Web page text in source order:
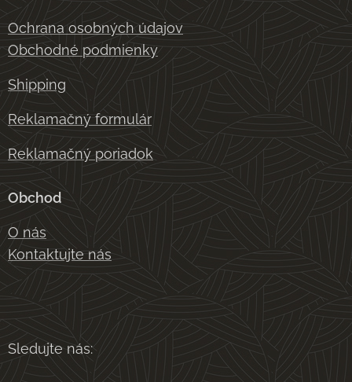
Ochrana osobných údajov
Obchodné podmienky
Shipping
Reklamačný formulár
Reklamačný poriadok
Obchod
O nás
Kontaktujte nás
Sledujte nás: